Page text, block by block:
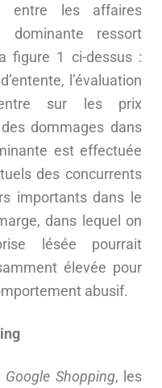
entre les affaires
dominante ressort
figure 1 ci-dessus :
l’évaluation
sur les prix
dommages dans
est effectuée
des concurrents
importants dans le
dans lequel on
lésée pourrait
élevée pour
abusif.
Google Shopping, les